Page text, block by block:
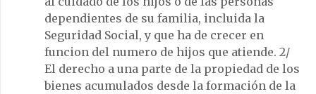
dependientes de su familia, incluida la
Seguridad Social, y que ha de crecer en
funcion del numero de hijos que atiende. 2/
El derecho a una parte de la propiedad de los
bienes acumulados desde la formación de la